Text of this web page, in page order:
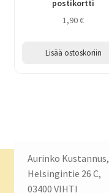
postikortti
1,90€
Lisää ostoskoriin
Aurinko Kustannus,
Helsingintie 26 C,
03400 VIHTI